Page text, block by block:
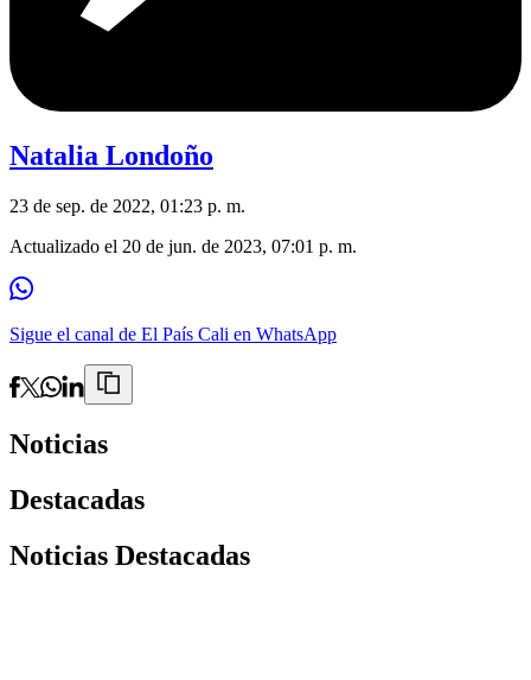
Natalia Londoño
23 de sep. de 2022, 01:23 p. m.
Actualizado el 20 de jun. de 2023, 07:01 p. m.
Sigue el canal de El País Cali en WhatsApp
Noticias
Destacadas
Noticias Destacadas